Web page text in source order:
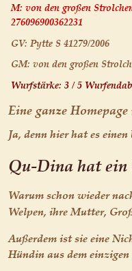
Eine ganze
Ja, denn hier hat es
Qu-Dina hat ein
Warum schon wieder
Welpen, ihre Mutter,
Außerdem ist sie eine
Hündin aus dem
M: von den großen
276096900362231
GV: Pytte S 41279/2006
GM: von den großen
Wurfstärke: 3 / 5